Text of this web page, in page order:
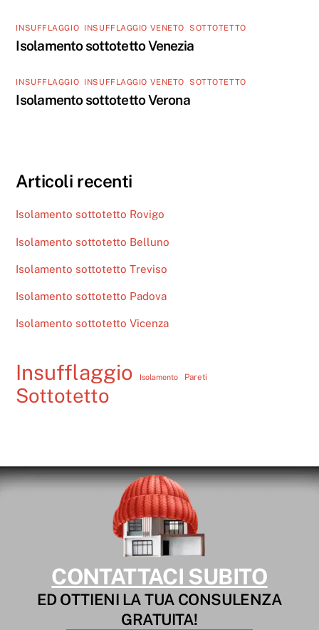
INSUFFLAGGIO INSUFFLAGGIO VENETO ,SOTTOTETTO
Isolamento sottotetto Venezia
INSUFFLAGGIO INSUFFLAGGIO VENETO ,SOTTOTETTO
Isolamento sottotetto Verona
Articoli recenti
Isolamento sottotetto Rovigo
Isolamento sottotetto Belluno
Isolamento sottotetto Treviso
Isolamento sottotetto Padova
Isolamento sottotetto Vicenza
Insufflaggio Isolamento Pareti
Sottotetto
CONTATTACI SUBITO
ED OTTIENI LA TUA CONSULENZA
GRATUITA!